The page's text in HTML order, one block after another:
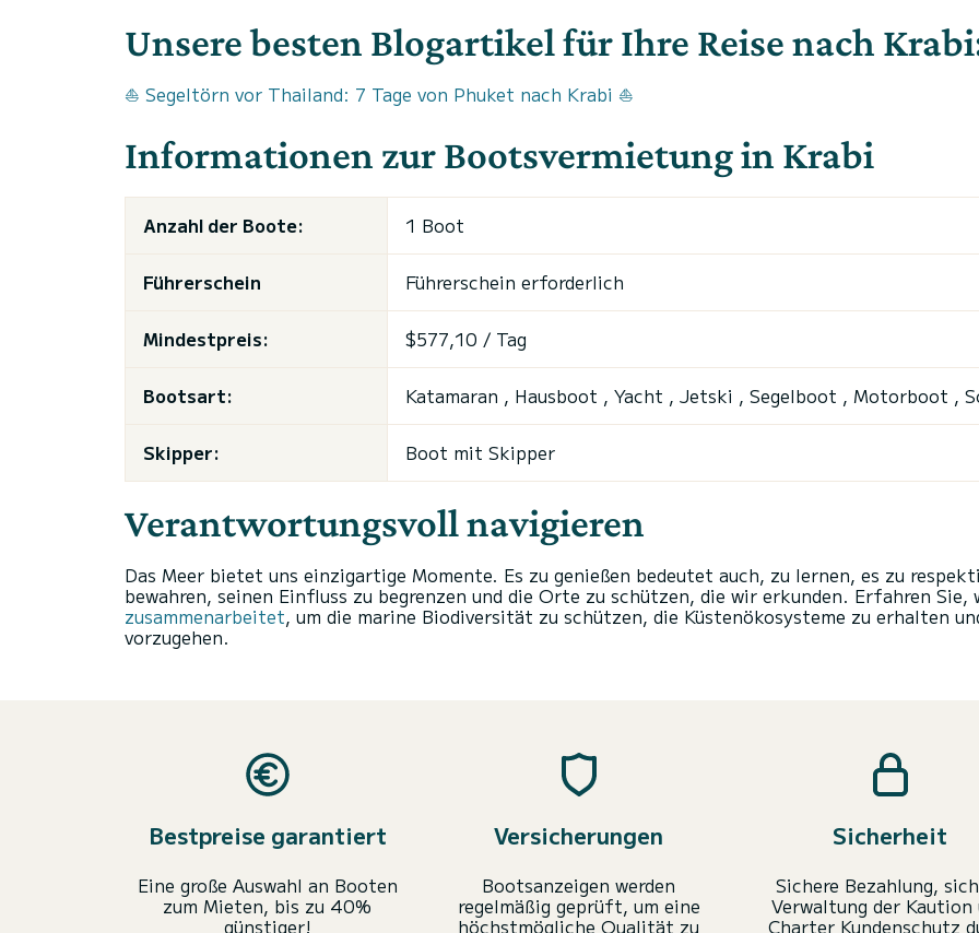
Unsere besten Blogartikel für Ihre Reise nach
⛵ Segeltörn vor Thailand: 7 Tage von Phuket nach Krabi ⛵️
Informationen zur Bootsvermietung in Krabi
Anzahl der Boote: 1 Boot
Führerschein Führerschein erforderlich
Mindestpreis: $577,10 / Tag
Bootsart: Katamaran , Hausboot , Yacht , Jetski , Segelboot , Motorboot ,
Skipper: Boot mit Skipper
Verantwortungsvoll navigieren
Das Meer bietet uns einzigartige Momente. Es zu genießen bedeutet auch, zu lernen, es zu
bewahren, seinen Einfluss zu begrenzen und die Orte zu schützen, die wir erkunden. Erfahren Sie,
zusammenarbeitet, um die marine Biodiversität zu schützen, die Küstenökosysteme zu erhalten
vorzugehen.
Bestpreise garantiert
Eine große Auswahl an Booten
zum Mieten, bis zu 40%
günstiger!
Versicherungen
Bootsanzeigen werden
regelmäßig geprüft, um eine
höchstmögliche Qualität zu
Sicherheit
Sichere Bezahlung,
Verwaltung der Kaution
Charter Kundenschutz